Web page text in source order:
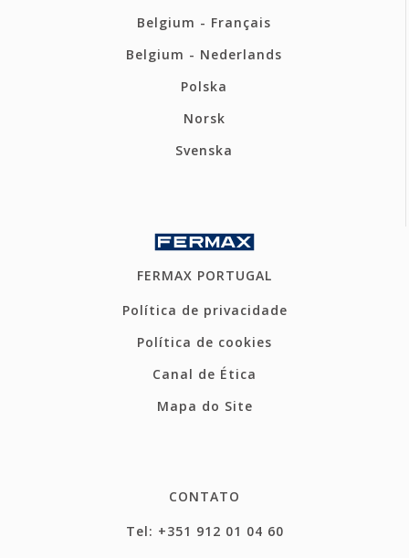
Belgium - Français
Belgium - Nederlands
Polska
Norsk
Svenska
FERMAX PORTUGAL
Política de privacidade
Política de cookies
Canal de Ética
Mapa do Site
CONTATO
Tel: +351 912 01 04 60